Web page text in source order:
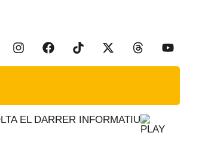
EL DARRER INFORMATIU